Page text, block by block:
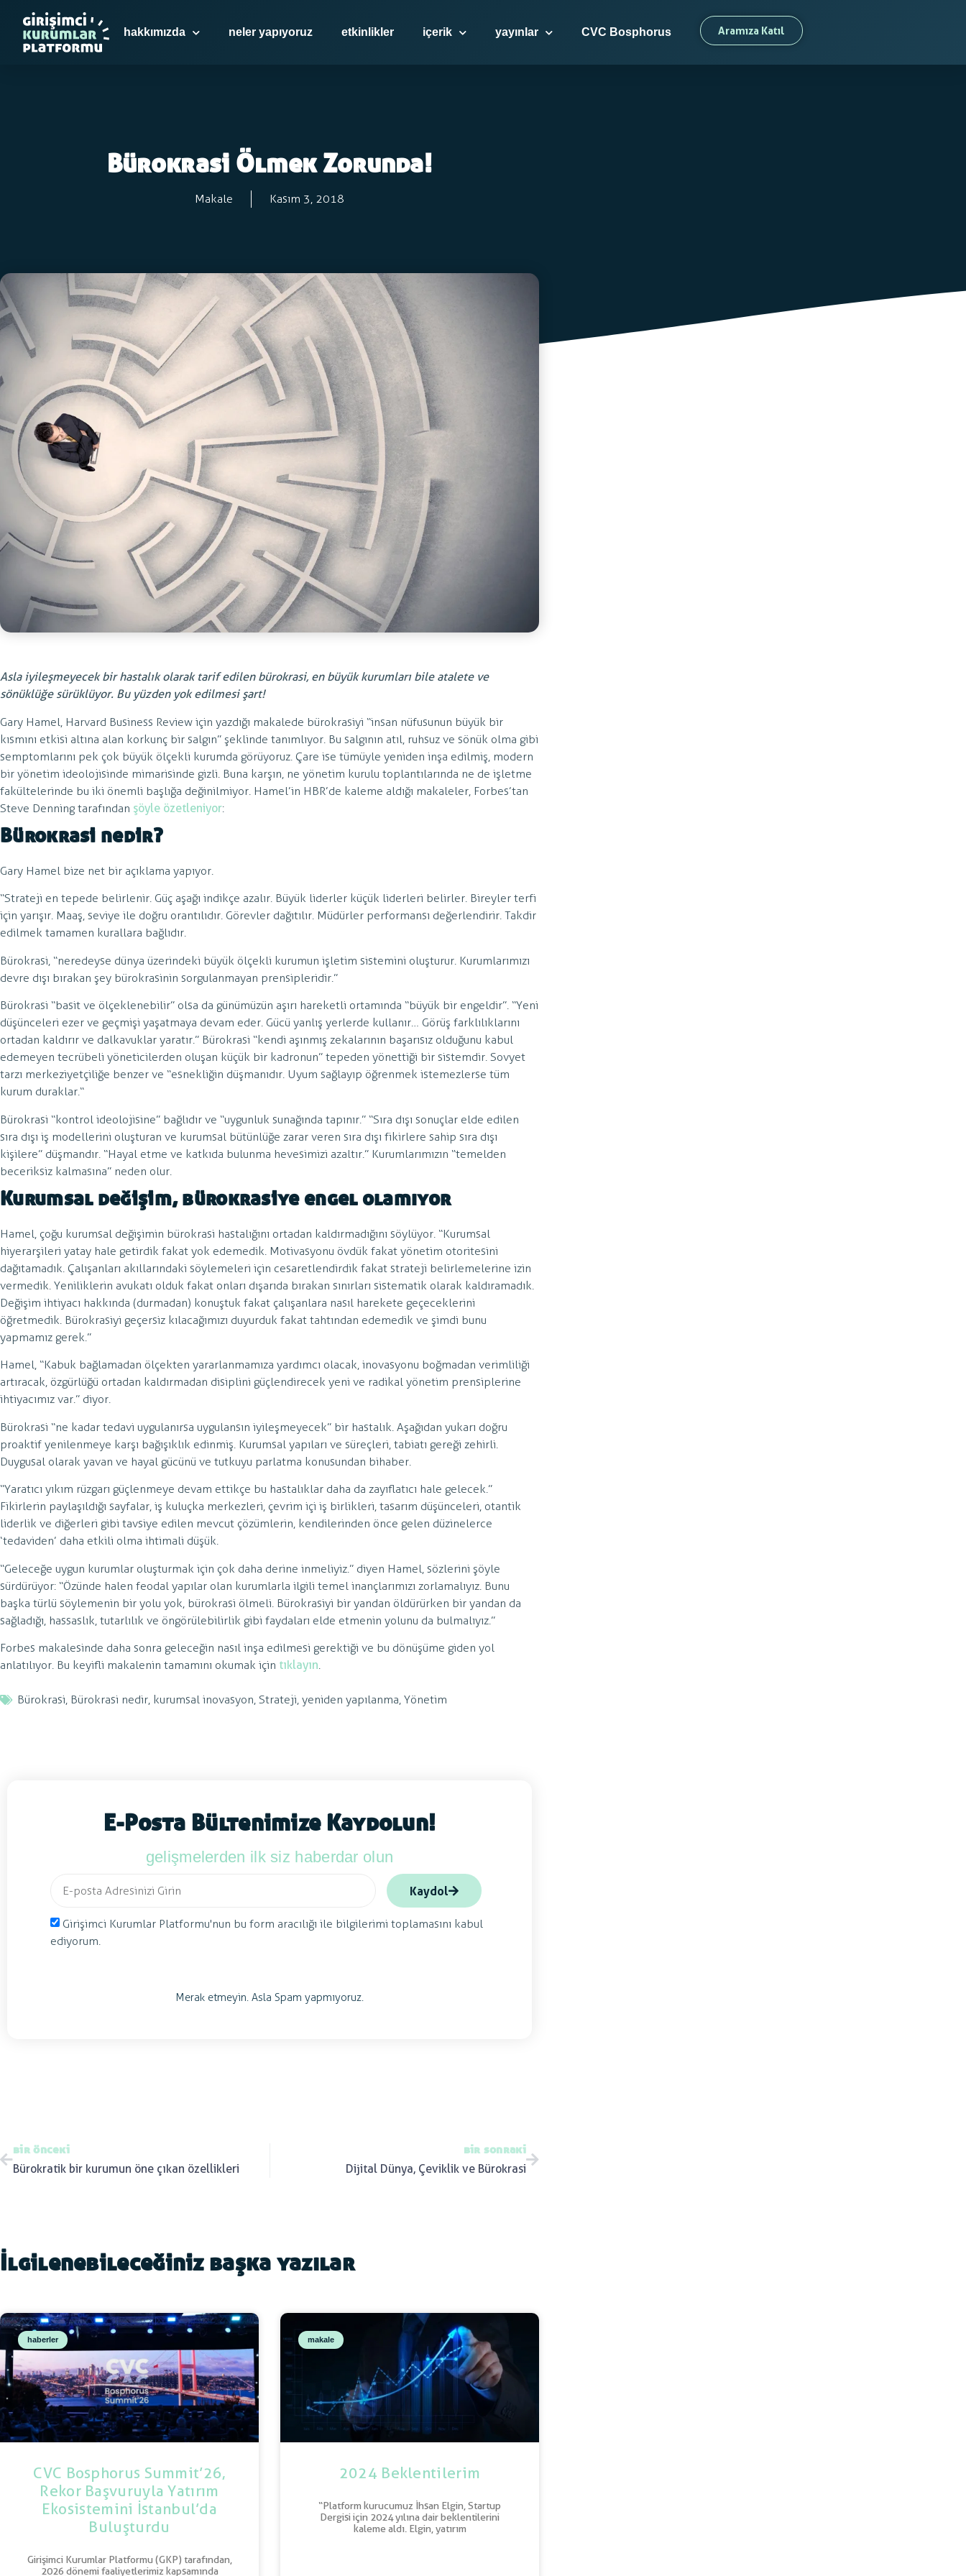
hakkımızda neler yapıyoruz etkinlikler içerik yayınlar CVC Bosphorus Aramıza Katıl
Bürokrasi Ölmek Zorunda!
Makale Kasım 3, 2018
Asla iyileşmeyecek bir hastalık olarak tarif edilen bürokrasi, en büyük kurumları bile atalete ve
sönüklüğe sürüklüyor. Bu yüzden yok edilmesi şart!
Gary Hamel, Harvard Business Review için yazdığı makalede bürokrasiyi “insan nüfusunun büyük bir
kısmını etkisi altına alan korkunç bir salgın” şeklinde tanımlıyor. Bu salgının atıl, ruhsuz ve sönük olma gibi
semptomlarını pek çok büyük ölçekli kurumda görüyoruz. Çare ise tümüyle yeniden inşa edilmiş, modern
bir yönetim ideolojisinde mimarisinde gizli. Buna karşın, ne yönetim kurulu toplantılarında ne de işletme
fakültelerinde bu iki önemli başlığa değinilmiyor. Hamel’in HBR’de kaleme aldığı makaleler, Forbes’tan
Steve Denning tarafından şöyle özetleniyor:
Bürokrasi nedir?
Gary Hamel bize net bir açıklama yapıyor.
“Strateji en tepede belirlenir. Güç aşağı indikçe azalır. Büyük liderler küçük liderleri belirler. Bireyler terfi
için yarışır. Maaş, seviye ile doğru orantılıdır. Görevler dağıtılır. Müdürler performansı değerlendirir. Takdir
edilmek tamamen kurallara bağlıdır.
Bürokrasi, “neredeyse dünya üzerindeki büyük ölçekli kurumun işletim sistemini oluşturur. Kurumlarımızı
devre dışı bırakan şey bürokrasinin sorgulanmayan prensipleridir.”
Bürokrasi “basit ve ölçeklenebilir” olsa da günümüzün aşırı hareketli ortamında “büyük bir engeldir”. “Yeni
düşünceleri ezer ve geçmişi yaşatmaya devam eder. Gücü yanlış yerlerde kullanır… Görüş farklılıklarını
ortadan kaldırır ve dalkavuklar yaratır.” Bürokrasi “kendi aşınmış zekalarının başarısız olduğunu kabul
edemeyen tecrübeli yöneticilerden oluşan küçük bir kadronun” tepeden yönettiği bir sistemdir. Sovyet
tarzı merkeziyetçiliğe benzer ve “esnekliğin düşmanıdır. Uyum sağlayıp öğrenmek istemezlerse tüm
kurum duraklar.“
Bürokrasi “kontrol ideolojisine” bağlıdır ve “uygunluk sunağında tapınır.” “Sıra dışı sonuçlar elde edilen
sıra dışı iş modellerini oluşturan ve kurumsal bütünlüğe zarar veren sıra dışı fikirlere sahip sıra dışı
kişilere” düşmandır. “Hayal etme ve katkıda bulunma hevesimizi azaltır.” Kurumlarımızın “temelden
beceriksiz kalmasına” neden olur.
Kurumsal değişim, bürokrasiye engel olamıyor
Hamel, çoğu kurumsal değişimin bürokrasi hastalığını ortadan kaldırmadığını söylüyor. “Kurumsal
hiyerarşileri yatay hale getirdik fakat yok edemedik. Motivasyonu övdük fakat yönetim otoritesini
dağıtamadık. Çalışanları akıllarındaki söylemeleri için cesaretlendirdik fakat strateji belirlemelerine izin
vermedik. Yeniliklerin avukatı olduk fakat onları dışarıda bırakan sınırları sistematik olarak kaldıramadık.
Değişim ihtiyacı hakkında (durmadan) konuştuk fakat çalışanlara nasıl harekete geçeceklerini
öğretmedik. Bürokrasiyi geçersiz kılacağımızı duyurduk fakat tahtından edemedik ve şimdi bunu
yapmamız gerek.”
Hamel, “Kabuk bağlamadan ölçekten yararlanmamıza yardımcı olacak, inovasyonu boğmadan verimliliği
artıracak, özgürlüğü ortadan kaldırmadan disiplini güçlendirecek yeni ve radikal yönetim prensiplerine
ihtiyacımız var.” diyor.
Bürokrasi “ne kadar tedavi uygulanırsa uygulansın iyileşmeyecek” bir hastalık. Aşağıdan yukarı doğru
proaktif yenilenmeye karşı bağışıklık edinmiş. Kurumsal yapıları ve süreçleri, tabiatı gereği zehirli.
Duygusal olarak yavan ve hayal gücünü ve tutkuyu parlatma konusundan bihaber.
“Yaratıcı yıkım rüzgarı güçlenmeye devam ettikçe bu hastalıklar daha da zayıflatıcı hale gelecek.”
Fikirlerin paylaşıldığı sayfalar, iş kuluçka merkezleri, çevrim içi iş birlikleri, tasarım düşünceleri, otantik
liderlik ve diğerleri gibi tavsiye edilen mevcut çözümlerin, kendilerinden önce gelen düzinelerce
‘tedaviden’ daha etkili olma ihtimali düşük.
“Geleceğe uygun kurumlar oluşturmak için çok daha derine inmeliyiz.” diyen Hamel, sözlerini şöyle
sürdürüyor: “Özünde halen feodal yapılar olan kurumlarla ilgili temel inançlarımızı zorlamalıyız. Bunu
başka türlü söylemenin bir yolu yok, bürokrasi ölmeli. Bürokrasiyi bir yandan öldürürken bir yandan da
sağladığı, hassaslık, tutarlılık ve öngörülebilirlik gibi faydaları elde etmenin yolunu da bulmalıyız.”
Forbes makalesinde daha sonra geleceğin nasıl inşa edilmesi gerektiği ve bu dönüşüme giden yol
anlatılıyor. Bu keyifli makalenin tamamını okumak için tıklayın.
Bürokrasi, Bürokrasi nedir, kurumsal inovasyon, Strateji, yeniden yapılanma, Yönetim
E-Posta Bültenimize Kaydolun!
gelişmelerden ilk siz haberdar olun
Girişimci Kurumlar Platformu'nun bu form aracılığı ile bilgilerimi toplamasını kabul
ediyorum.
Kaydol
Merak etmeyin. Asla Spam yapmıyoruz.
bir önceki
Bürokratik bir kurumun öne çıkan özellikleri
bir sonraki
Dijital Dünya, Çeviklik ve Bürokrasi
İlgilenebileceğiniz başka yazılar
haberler
CVC Bosphorus Summit’26,
Rekor Başvuruyla Yatırım
Ekosistemini İstanbul’da
Buluşturdu
Girişimci Kurumlar Platformu (GKP) tarafından,
2026 dönemi faaliyetlerimiz kapsamında
makale
2024 Beklentilerim
“Platform kurucumuz İhsan Elgin, Startup
Dergisi için 2024 yılına dair beklentilerini
kaleme aldı. Elgin, yatırım